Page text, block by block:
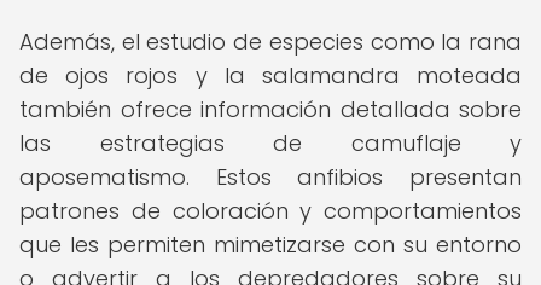
Además, el estudio de especies como la rana
de ojos rojos y la salamandra moteada
también ofrece información detallada sobre
las estrategias de camuflaje y
aposematismo. Estos anfibios presentan
patrones de coloración y comportamientos
que les permiten mimetizarse con su entorno
o advertir a los depredadores sobre su